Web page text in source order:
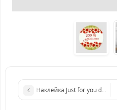
Наклейка Just for you d